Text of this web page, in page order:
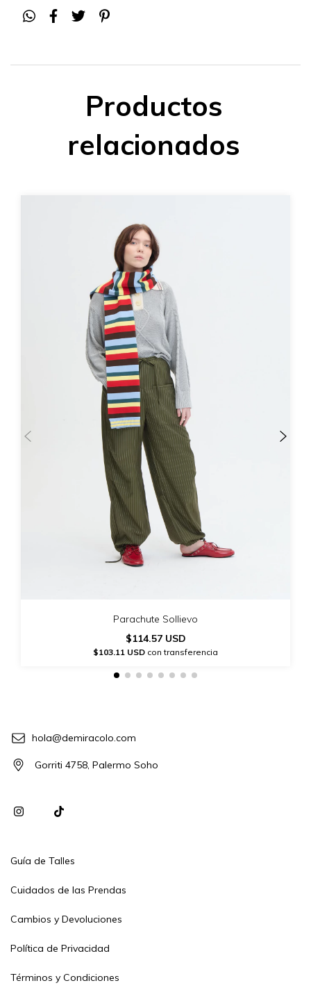
Productos
relacionados
Parachute Sollievo
$114.57 USD
$103.11 USD con transferencia
hola@demiracolo.com
Gorriti 4758, Palermo Soho
Guía de Talles
Cuidados de las Prendas
Cambios y Devoluciones
Política de Privacidad
Términos y Condiciones